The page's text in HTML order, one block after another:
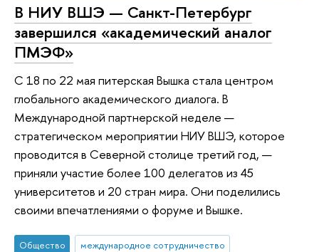
В НИУ ВШЭ — Санкт-Петербург
завершился «академический аналог
ПМЭФ»
С 18 по 22 мая питерская Вышка стала центром
глобального академического диалога. В
Международной партнерской неделе —
стратегическом мероприятии НИУ ВШЭ, которое
проводится в Северной столице третий год, —
приняли участие более 100 делегатов из 45
университетов и 20 стран мира. Они поделились
своими впечатлениями о форуме и Вышке.
Общество
международное сотрудничество